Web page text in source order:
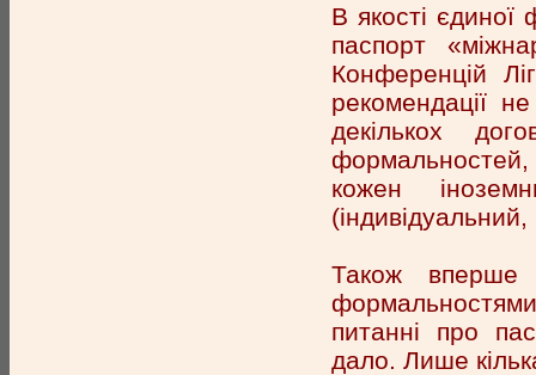
В якості
паспорт
Конференцій
рекомендації
декількох
формальностей,
кожен
Також вперше
питанні про
дало. Лише